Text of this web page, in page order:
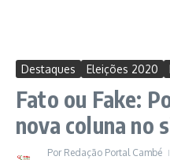
Destaques Eleições 2020
Fato ou Fake:
nova coluna no
Por Redação Portal Cambé